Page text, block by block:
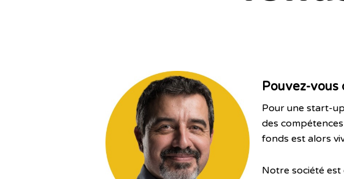
Pouvez-vous
Pour une start-
des
fonds est alors
Notre société est